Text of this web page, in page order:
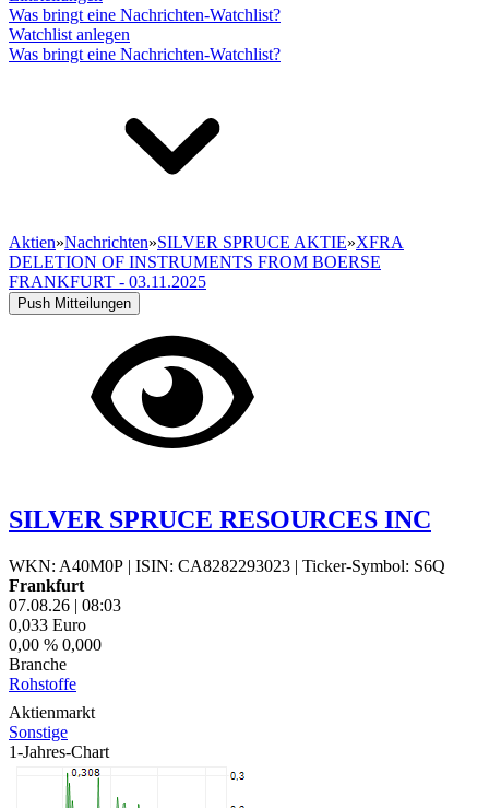
Was bringt eine Nachrichten-Watchlist?
Watchlist anlegen
Was bringt eine Nachrichten-Watchlist?
Aktien»Nachrichten»SILVER SPRUCE AKTIE»XFRA
DELETION OF INSTRUMENTS FROM BOERSE
FRANKFURT - 03.11.2025
Push Mitteilungen
SILVER SPRUCE RESOURCES INC
WKN: A40M0P | ISIN: CA8282293023 | Ticker-Symbol: S6Q
Frankfurt
07.08.26 | 08:03
0,033 Euro
0,00 % 0,000
Branche
Rohstoffe
Aktienmarkt
Sonstige
1-Jahres-Chart